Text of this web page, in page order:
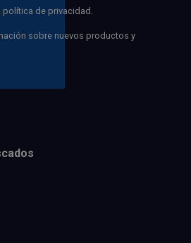
política de privacidad.
sobre nuevos productos y